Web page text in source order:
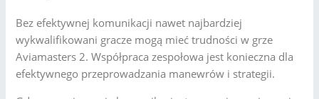
Bez efektywnej komunikacji nawet najbardziej
wykwalifikowani gracze mogą mieć trudności w grze
Aviamasters 2. Współpraca zespołowa jest konieczna dla
efektywnego przeprowadzania manewrów i strategii.